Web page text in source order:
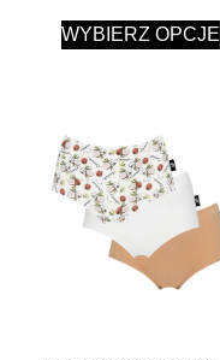
WYBIERZ OPCJE